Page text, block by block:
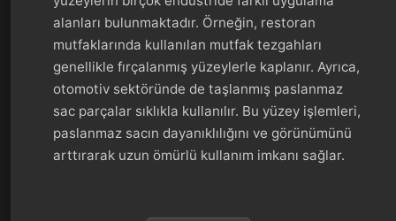
alanları bulunmaktadır. Örneğin, restoran
mutfaklarında kullanılan mutfak tezgahları
genellikle fırçalanmış yüzeylerle kaplanır. Ayrıca,
otomotiv sektöründe de taşlanmış paslanmaz
sac parçalar sıklıkla kullanılır. Bu yüzey işlemleri,
paslanmaz sacın dayanıklılığını ve görünümünü
arttırarak uzun ömürlü kullanım imkanı sağlar.